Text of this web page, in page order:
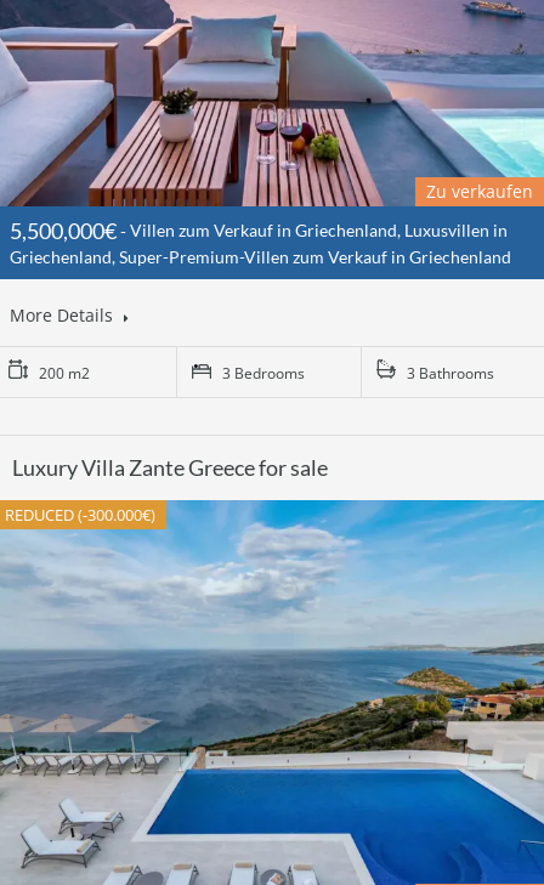
Zu verkaufen
5,500,000€
Villen zum Verkauf in Griechenland, Luxusvillen in
Griechenland, Super-Premium-Villen zum Verkauf in Griechenland
More Details
200 m2 3 Bedrooms 3 Bathrooms
Luxury Villa Zante Greece for sale
REDUCED (-300.000€)